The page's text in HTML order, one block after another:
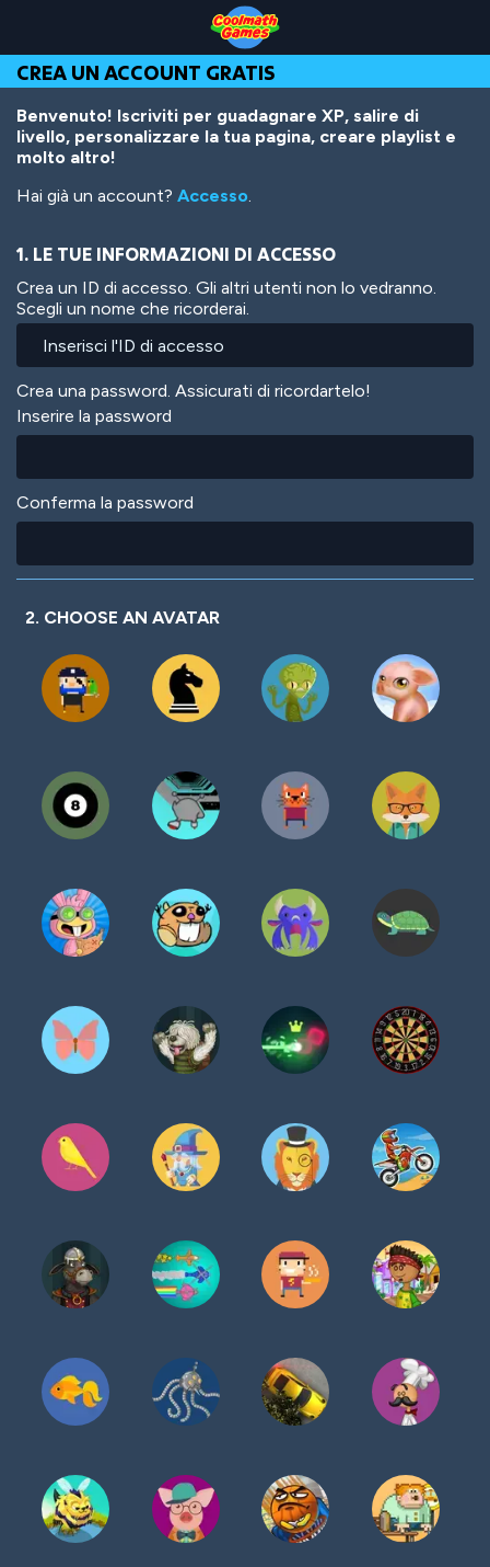
Top
of
Page
Navigation
Main
Content
Footer
contenuto
principale
CREA UN ACCOUNT GRATIS
Benvenuto! Iscriviti per guadagnare XP, salire di
livello, personalizzare la tua pagina, creare playlist e
molto altro!
Hai già un account? Accesso.
1. LE TUE INFORMAZIONI DI ACCESSO
Crea un ID di accesso. Gli altri utenti non lo vedranno.
Scegli un nome che ricorderai.
Crea una password. Assicurati di ricordartelo!
Inserire la password
Conferma la password
2. CHOOSE AN AVATAR